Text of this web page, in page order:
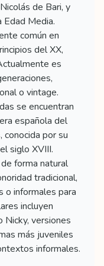
de Bari, y
Media.
común en
del XX,
es
o vintage.
se encuentran
española del
conocida por su
siglo XVIII.
forma natural
tradicional,
o informales para
incluyen
Nicky, versiones
más juveniles
informales.